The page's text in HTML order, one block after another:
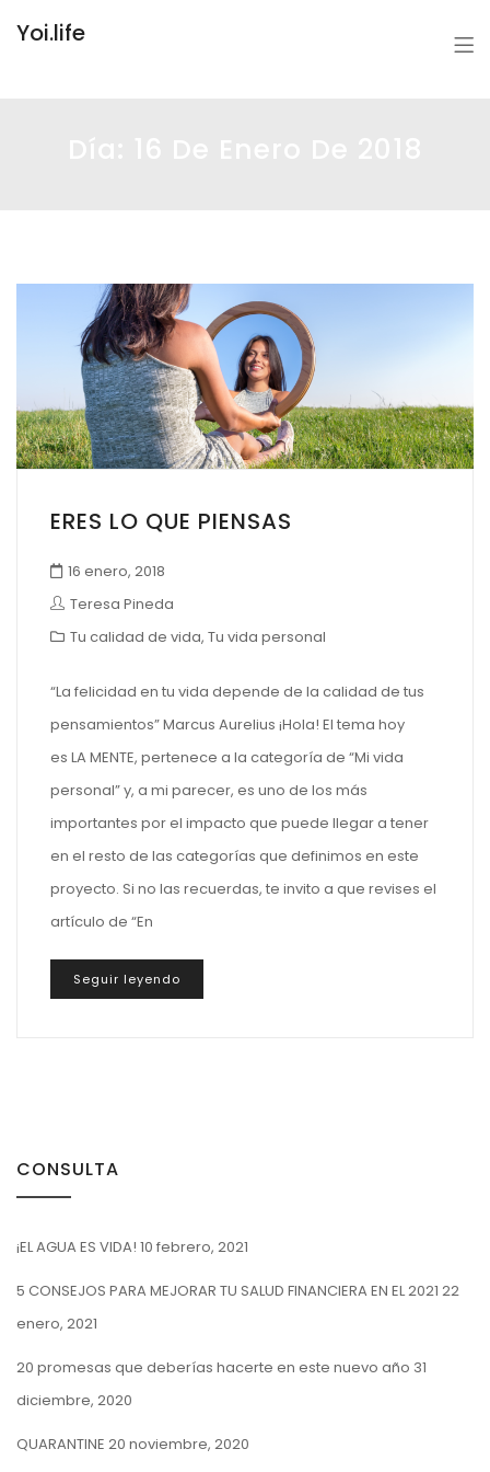
Yoi.life
ERES LO QUE PIENSAS
16 enero, 2018
Teresa Pineda
Tu calidad de vida, Tu vida personal
“La felicidad en tu vida depende de la calidad de tus
pensamientos” Marcus Aurelius ¡Hola! El tema hoy
es LA MENTE, pertenece a la categoría de “Mi vida
personal” y, a mi parecer, es uno de los más
importantes por el impacto que puede llegar a tener
en el resto de las categorías que definimos en este
proyecto. Si no las recuerdas, te invito a que revises el
artículo de “En
Seguir leyendo
CONSULTA
¡EL AGUA ES VIDA! 10 febrero, 2021
5 CONSEJOS PARA MEJORAR TU SALUD FINANCIERA EN EL 2021 22
enero, 2021
20 promesas que deberías hacerte en este nuevo año 31
diciembre, 2020
QUARANTINE 20 noviembre, 2020